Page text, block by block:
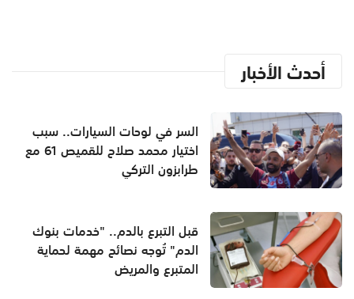
أحدث الأخبار
السر في لوحات السيارات.. سبب
اختيار محمد صلاح للقميص 61 مع
طرابزون التركي
قبل التبرع بالدم.. "خدمات بنوك
الدم" تُوجه نصائح مهمة لحماية
المتبرع والمريض